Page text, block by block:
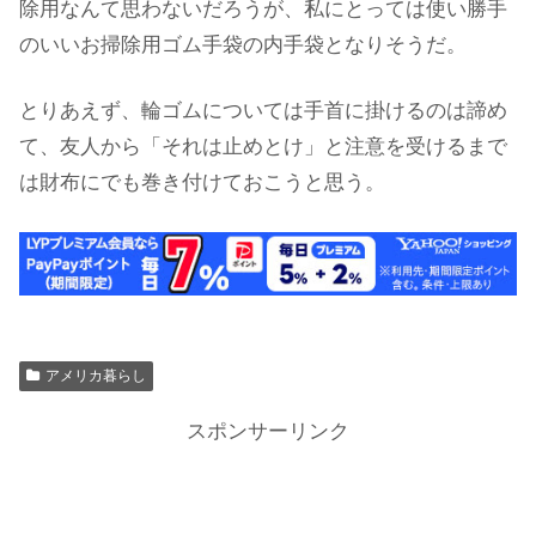
除用なんて思わないだろうが、私にとっては使い勝手
のいいお掃除用ゴム手袋の内手袋となりそうだ。
とりあえず、輪ゴムについては手首に掛けるのは諦め
て、友人から「それは止めとけ」と注意を受けるまで
は財布にでも巻き付けておこうと思う。
アメリカ暮らし
スポンサーリンク